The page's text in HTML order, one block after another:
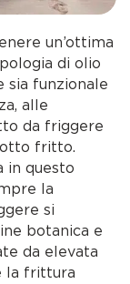
un’ottima
di olio
sia funzionale
alle
da friggere
fritto.
in questo
la
si
botanica e
da elevata
la frittura